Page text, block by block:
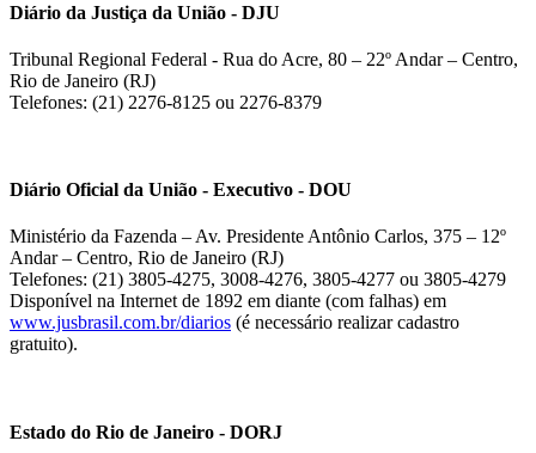
Diário da Justiça da União - DJU
Tribunal Regional Federal - Rua do Acre, 80 – 22º Andar – Centro,
Rio de Janeiro (RJ)
Telefones: (21) 2276-8125 ou 2276-8379
Diário Oficial da União - Executivo - DOU
Ministério da Fazenda – Av. Presidente Antônio Carlos, 375 – 12º
Andar – Centro, Rio de Janeiro (RJ)
Telefones: (21) 3805-4275, 3008-4276, 3805-4277 ou 3805-4279
Disponível na Internet de 1892 em diante (com falhas) em
www.jusbrasil.com.br/diarios (é necessário realizar cadastro
gratuito).
Estado do Rio de Janeiro - DORJ